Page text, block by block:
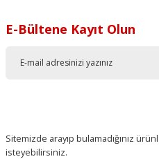
E-Bültene Kayıt Olun
Sitemizde arayıp bulamadığınız
isteyebilirsiniz.